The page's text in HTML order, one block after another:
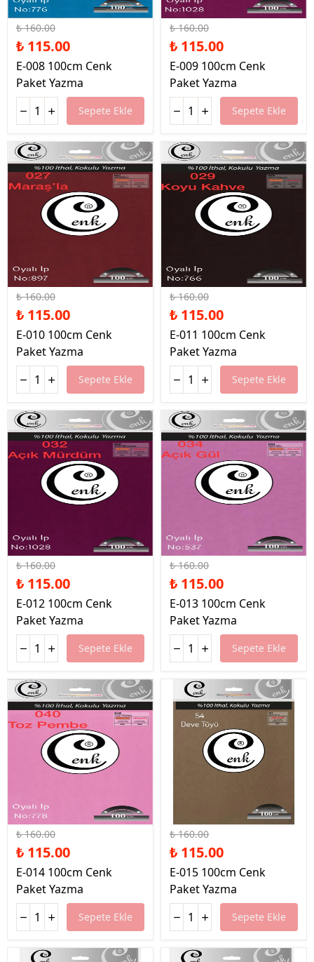
%28 İndirim
₺ 160.00
₺ 115.00
E-008 100cm Cenk
Paket Yazma
Sepete Ekle
%28 İndirim
₺ 160.00
₺ 115.00
E-009 100cm Cenk
Paket Yazma
Sepete Ekle
%28 İndirim
₺ 160.00
₺ 115.00
E-010 100cm Cenk
Paket Yazma
Sepete Ekle
%28 İndirim
₺ 160.00
₺ 115.00
E-011 100cm Cenk
Paket Yazma
Sepete Ekle
%28 İndirim
₺ 160.00
₺ 115.00
E-012 100cm Cenk
Paket Yazma
Sepete Ekle
%28 İndirim
₺ 160.00
₺ 115.00
E-013 100cm Cenk
Paket Yazma
Sepete Ekle
%28 İndirim
₺ 160.00
₺ 115.00
E-014 100cm Cenk
Paket Yazma
Sepete Ekle
₺ 160.00
₺ 115.00
E-015 100cm Cenk
Paket Yazma
Sepete Ekle